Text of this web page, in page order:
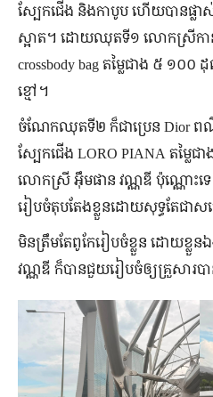
ស្បែកជើង និង​កាបូប ហើយ​បាន​ផ្ល
ស្អាត។ ដោយ​ឈុត​ទី​១ លោក​ស្រី​កាន់​
crossbody bag តម្លៃ​ជាង ៥ ១០
ខ្មៅ។
ចំណែក​ឈុត​ទី២ ក៏​ជា​ប្រេន Dior ព
ស្បែក​ជើង LORO PIANA តម្លៃ​
លោកស្រី អ៊ឹមផាន វណ្ណឌី ប៉ុណ្ណោះ​ទ
រៀបចំ​តុបតែង​ខ្លួន​ដោយ​សុទ្ធតែ​ជា​ស
មិន​ត្រឹម​តែ​ពូកែ​រៀបចំ​ខ្លួន ដោយ​ខ្លួ
វណ្ណឌី ក៏​បាន​ជួយ​រៀបចំ​ឲ្យ​គ្រួសារ​ប